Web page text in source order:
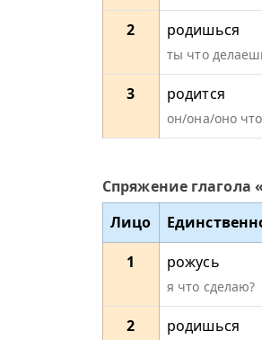
2 родишься
ты что
3 родится
он/она/оно
Спряжение глагола
Лицо
1
рожусь
я что сделаю?
2 родишься